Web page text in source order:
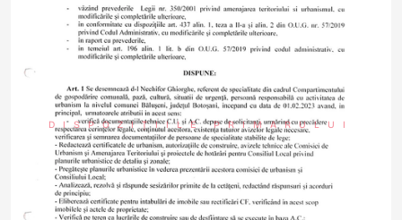
DISPOZIȚIILE PRIMARULUI